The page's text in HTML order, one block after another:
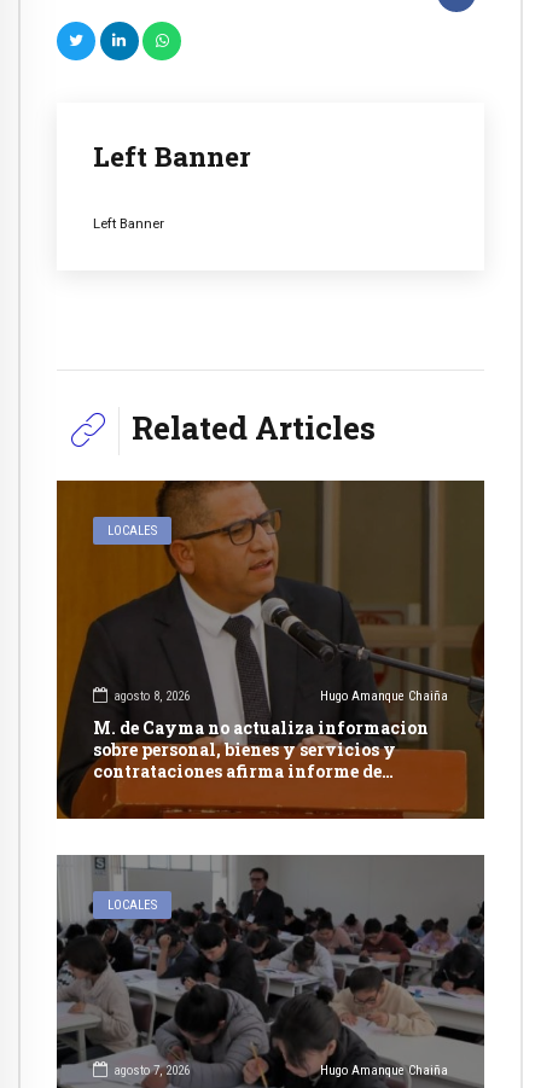
Left Banner
Left Banner
Related Articles
LOCALES
agosto 8, 2026 Hugo Amanque Chaiña
M. de Cayma no actualiza informacion
sobre personal, bienes y servicios y
contrataciones afirma informe de
Contraloría
LOCALES
agosto 7, 2026 Hugo Amanque Chaiña